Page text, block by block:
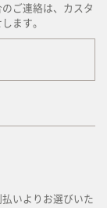
ご連絡は、カスタ
ます。
いよりお選びいた